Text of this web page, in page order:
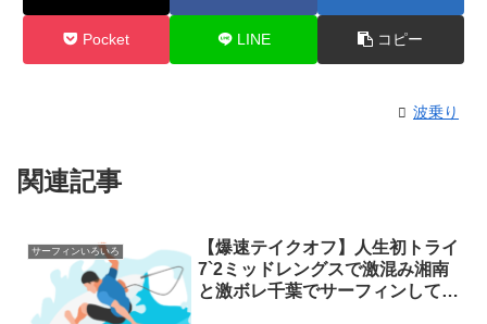
Pocket LINE コピー
波乗り
関連記事
サーフィンいろいろ
【爆速テイクオフ】人生初トライ
7`2ミッドレングスで激混み湘南
と激ボレ千葉でサーフィンしてき